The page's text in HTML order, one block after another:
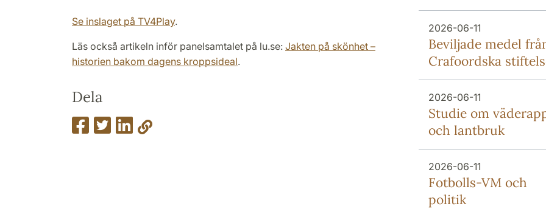
Se inslaget på TV4Play.
Läs också artikeln inför panelsamtalet på lu.se: Jakten på skönhet –
historien bakom dagens kroppsideal.
Dela
2026-06-11
Beviljade medel
Crafoordska
2026-06-11
Studie om
och lantbruk
2026-06-11
Fotbolls-VM och
politik